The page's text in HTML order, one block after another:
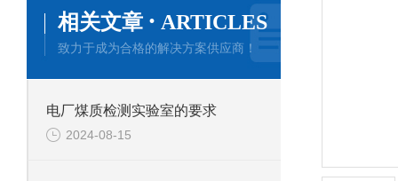
相关文章 · ARTICLES
致力于成为合格的解决方案供应商！
电厂煤质检测实验室的要求
2024-08-15